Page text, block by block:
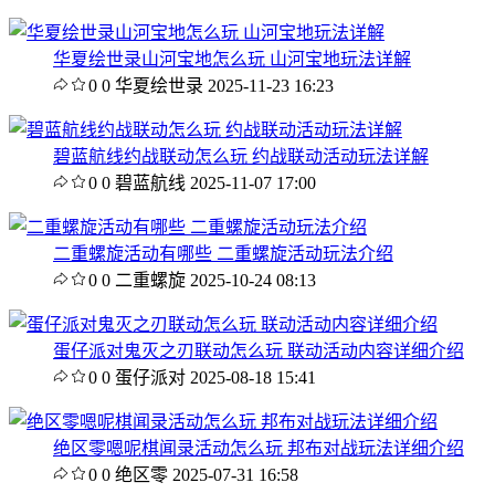
华夏绘世录山河宝地怎么玩 山河宝地玩法详解
0 0 华夏绘世录 2025-11-23 16:23
碧蓝航线约战联动怎么玩 约战联动活动玩法详解
0 0 碧蓝航线 2025-11-07 17:00
二重螺旋活动有哪些 二重螺旋活动玩法介绍
0 0 二重螺旋 2025-10-24 08:13
蛋仔派对鬼灭之刃联动怎么玩 联动活动内容详细介绍
0 0 蛋仔派对 2025-08-18 15:41
绝区零嗯呢棋闻录活动怎么玩 邦布对战玩法详细介绍
0 0 绝区零 2025-07-31 16:58